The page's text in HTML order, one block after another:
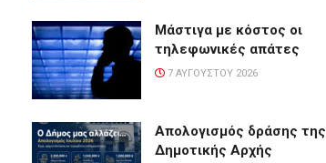
Μάστιγα με κόστος οι
τηλεφωνικές απάτες
7 ΑΥΓΟΎΣΤΟΥ 2026
Απολογισμός δράσης της
Δημοτικής Αρχής